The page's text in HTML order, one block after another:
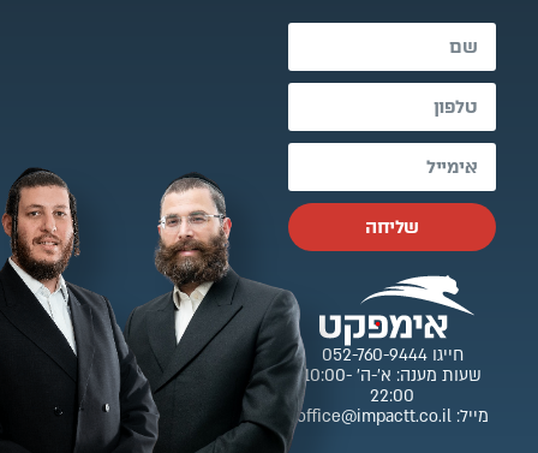
שליחה
חייגו 052-760-9444
שעות מענה: א’-ה’ 10:00-
22:00
מייל: office@impactt.co.il